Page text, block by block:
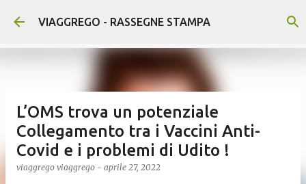
Passa ai contenuti principali
VIAGGREGO - RASSEGNE STAMPA
L’OMS trova un potenziale
Collegamento tra i Vaccini Anti-
Covid e i problemi di Udito !
viaggrego viaggrego - aprile 27, 2022